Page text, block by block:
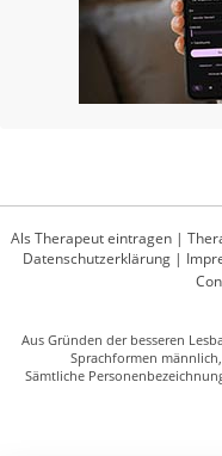
Als Therapeut eintragen |
Datenschutzerklärung|
Aus Gründen der besseren
Sprachformen
Sämtliche